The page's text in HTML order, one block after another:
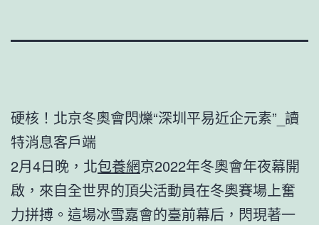
硬核！北京冬奧會閃爍“深圳平易近企元素”_讀
特消息客戶端
2月4日晚，北包養網京2022年冬奧會年夜幕開
啟，來自全世界的頂尖活動員在冬奧賽場上奮
力拼搏。這場冰雪嘉會的臺前幕后，閃現著一